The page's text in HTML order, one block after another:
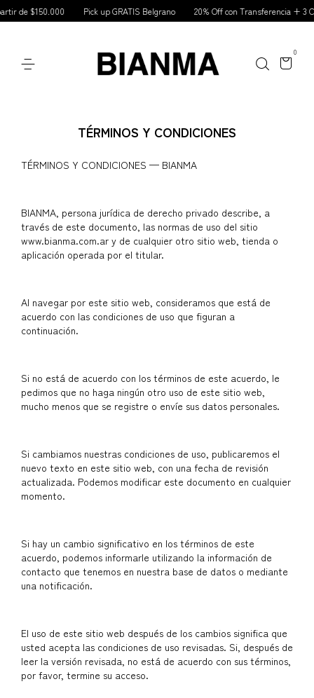
de $150.000 Pick up GRATIS Belgrano 20% Off con Transferencia + 3
0
TÉRMINOS Y CONDICIONES
TÉRMINOS Y CONDICIONES — BIANMA
BIANMA, persona jurídica de derecho privado describe, a
través de este documento, las normas de uso del sitio
www.bianma.com.ar y de cualquier otro sitio web, tienda o
aplicación operada por el titular.
Al navegar por este sitio web, consideramos que está de
acuerdo con las condiciones de uso que figuran a
continuación.
Si no está de acuerdo con los términos de este acuerdo, le
pedimos que no haga ningún otro uso de este sitio web,
mucho menos que se registre o envíe sus datos personales.
Si cambiamos nuestras condiciones de uso, publicaremos el
nuevo texto en este sitio web, con una fecha de revisión
actualizada. Podemos modificar este documento en cualquier
momento.
Si hay un cambio significativo en los términos de este
acuerdo, podemos informarle utilizando la información de
contacto que tenemos en nuestra base de datos o mediante
una notificación.
El uso de este sitio web después de los cambios significa que
usted acepta las condiciones de uso revisadas. Si, después de
leer la versión revisada, no está de acuerdo con sus términos,
por favor, termine su acceso.